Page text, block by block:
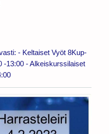
- Keltaiset Vyöt 8Kup-
-13:00 - Alkeiskurssilaiset